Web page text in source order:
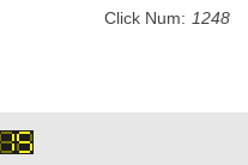
Click Num: 1248